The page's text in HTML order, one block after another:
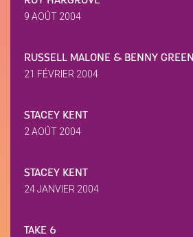
9 AOÛT 2004
RUSSELL MALONE & BENNY GREEN
21 FÉVRIER 2004
STACEY KENT
2 AOÛT 2004
STACEY KENT
24 JANVIER 2004
TAKE 6